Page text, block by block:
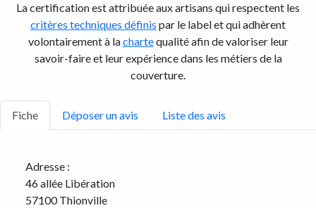
La certification est attribuée aux artisans qui respectent les
critères techniques définis par le label et qui adhèrent
volontairement à lachartequalité afin de valoriser leur
savoir-faire et leur expérience dans les métiers de la
couverture.
Fiche Déposer un avis Liste des avis
Adresse :
46 allée Libération
57100 Thionville